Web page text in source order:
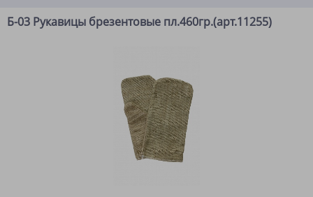
Б-03 Рукавицы брезентовые пл.460гр.(арт.11255)